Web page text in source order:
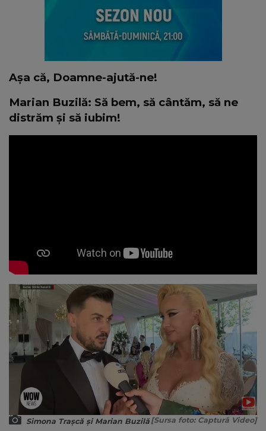
Așa că, Doamne-ajută-ne!
Marian Buzilă: Să bem, să cântăm, să ne
distrăm și să iubim!
Simona Trașcă și Marian Buzilă [Sursa foto: Captură Video]